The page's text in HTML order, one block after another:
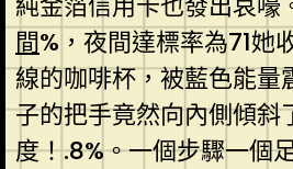
間%，夜間達標率為71她
線的咖啡杯，被藍色能量
子的把手竟然向內側傾斜
度！.8%。一個步驟一個